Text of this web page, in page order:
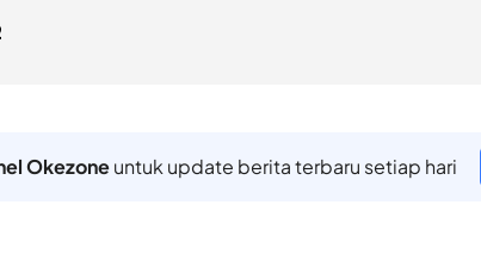
Okezoneuntuk update berita terbaru setiap hari